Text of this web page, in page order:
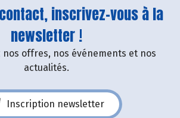
inscrivez-vous à la
newsletter !
nos offres, nos événements et nos
actualités.
Inscription newsletter